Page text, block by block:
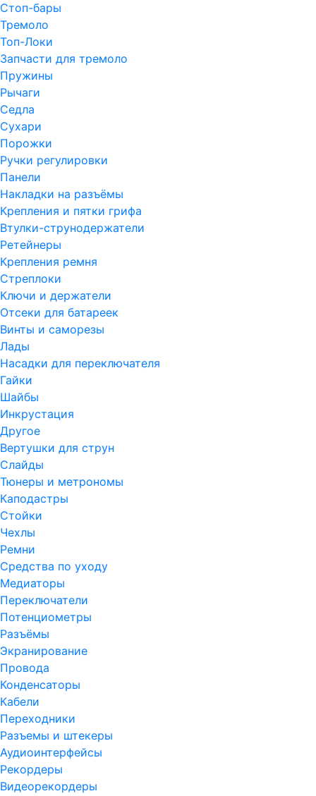
Стоп-бары
Тремоло
Топ-Локи
Запчасти для тремоло
Пружины
Рычаги
Седла
Сухари
Порожки
Ручки регулировки
Панели
Накладки на разъёмы
Крепления и пятки грифа
Втулки-струнодержатели
Ретейнеры
Крепления ремня
Стреплоки
Ключи и держатели
Отсеки для батареек
Винты и саморезы
Лады
Насадки для переключателя
Гайки
Шайбы
Инкрустация
Другое
Вертушки для струн
Слайды
Тюнеры и метрономы
Каподастры
Стойки
Чехлы
Ремни
Средства по уходу
Медиаторы
Переключатели
Потенциометры
Разъёмы
Экранирование
Провода
Конденсаторы
Кабели
Переходники
Разъемы и штекеры
Аудиоинтерфейсы
Рекордеры
Видеорекордеры